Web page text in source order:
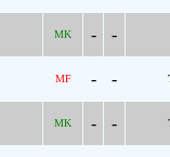
MK - -
MF - -
MK - -